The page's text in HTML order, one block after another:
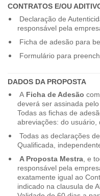
CONTRATOS E/OU
Declaração de
responsável pela
Ficha de adesão para
Formulário para
DADOS DA PROPOSTA
A Ficha de Adesão
deverá ser assinada
Todas as fichas de
abreviações: do usuário,
Todas as declarações
Qualificada,
A Proposta Mestra, e
responsável pela
exatamente igual ao
indicado na clausula de